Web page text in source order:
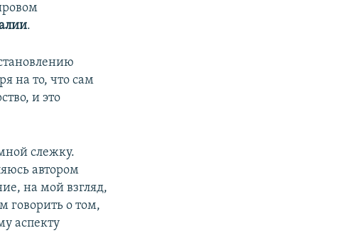
.
на то, что сам
и это
слежку.
автором
на мой взгляд,
говорить о том,
аспекту